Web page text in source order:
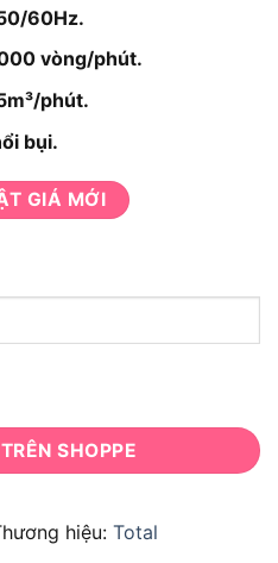
60Hz.
vòng/phút.
phút.
bụi.
GIÁ MỚI
SHOPPE
hiệu: Total